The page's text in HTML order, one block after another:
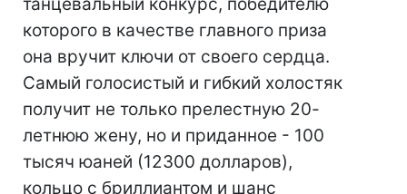
которого в качестве главного приза
она вручит ключи от своего сердца.
Самый голосистый и гибкий холостяк
получит не только прелестную 20-
летнюю жену, но и приданное - 100
тысяч юаней (12300 долларов),
кольцо с бриллиантом и шанс